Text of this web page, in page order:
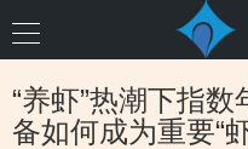
“养虾”热潮下指
备如何成为重要“